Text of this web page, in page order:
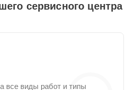
сервисного центра
все виды работ и типы